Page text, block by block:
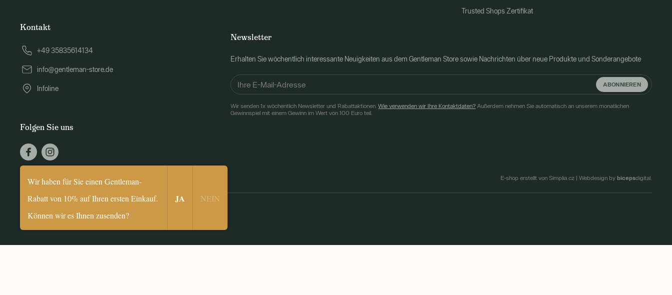
Trusted Shops Zertifikat
Newsletter
Erhalten Sie wöchentlich interessante Neuigkeiten aus dem Gentleman Store sowie Nachrichten über neue Produkte und Sonderangebote
ABONNIEREN
Wir senden 1x wöchentlich Newsletter und Rabattaktionen.Wie verwenden wir Ihre Kontaktdaten? Außerdem nehmen Sie automatisch an unserem monatlichen
Gewinnspiel mit einem Gewinn im Wert von 100 Euro teil.
Kontakt
+49 35835614134
info@gentleman-store.de
Infoline
Folgen Sie uns
© 2026 Gentleman Store E-shop erstellt von Simplia.cz | Webdesign by bicepsdigital.
Wir haben für Sie einen Gentleman-
Rabatt von 10% auf Ihren ersten Einkauf.
Können wir es Ihnen zusenden?
​JA NEIN​